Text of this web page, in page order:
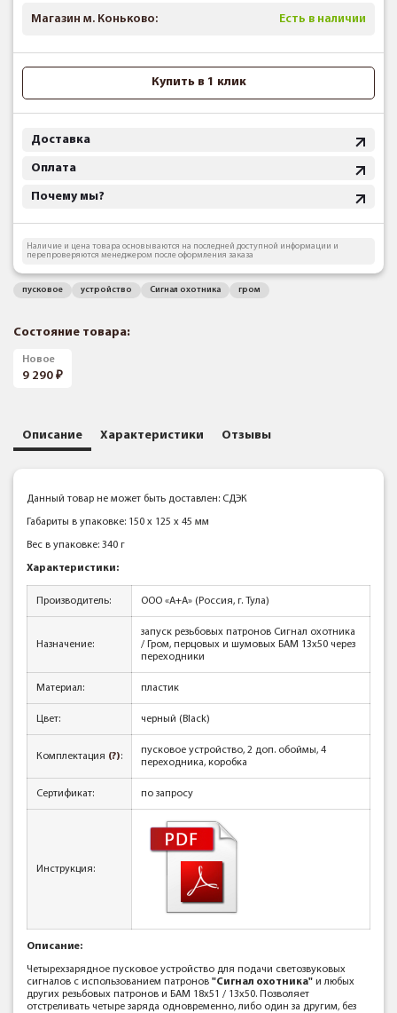
Магазин м. Коньково: Есть в наличии
Купить в 1 клик
Доставка
Оплата
Почему мы?
Наличие и цена товара основываются на последней доступной информации и
перепроверяются менеджером после оформления заказа
пусковое устройство Сигнал охотника гром
Состояние товара:
Новое
9 290
Описание Характеристики Отзывы
Данный товар не может быть доставлен: СДЭК
Габариты в упаковке: 150 x 125 x 45 мм
Вес в упаковке: 340 г
Характеристики:
Производитель: ООО «А+А» (Россия, г. Тула)
Назначение:
запуск резьбовых патронов Сигнал охотника
/ Гром, перцовых и шумовых БАМ 13x50 через
переходники
Материал: пластик
Цвет: черный (Black)
Комплектация (?):
пусковое устройство, 2 доп. обоймы, 4
переходника, коробка
Сертификат: по запросу
Инструкция:
Описание:
Четырехзарядное пусковое устройство для подачи светозвуковых
сигналов с использованием патронов "Сигнал охотника" и любых
других резьбовых патронов и БАМ 18x51 / 13x50. Позволяет
отстреливать четыре заряда одновременно, либо один за другим, без